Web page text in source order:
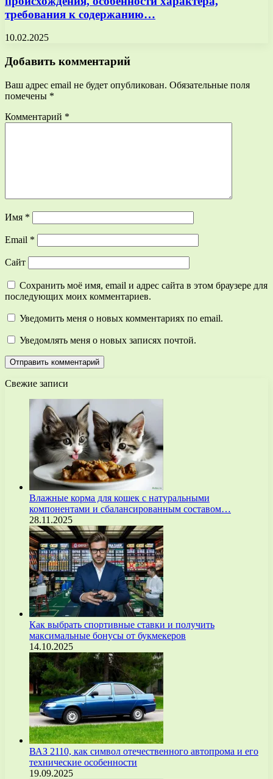
требования к содержанию…
10.02.2025
Добавить комментарий
Ваш адрес email не будет опубликован. Обязательные поля
помечены *
Комментарий *
Имя *
Email *
Сайт
Сохранить моё имя, email и адрес сайта в этом браузере для
последующих моих комментариев.
Уведомить меня о новых комментариях по email.
Уведомлять меня о новых записях почтой.
Свежие записи
Влажные корма для кошек с натуральными
компонентами и сбалансированным составом…
28.11.2025
Как выбрать спортивные ставки и получить
максимальные бонусы от букмекеров
14.10.2025
ВАЗ 2110, как символ отечественного автопрома и его
технические особенности
19.09.2025